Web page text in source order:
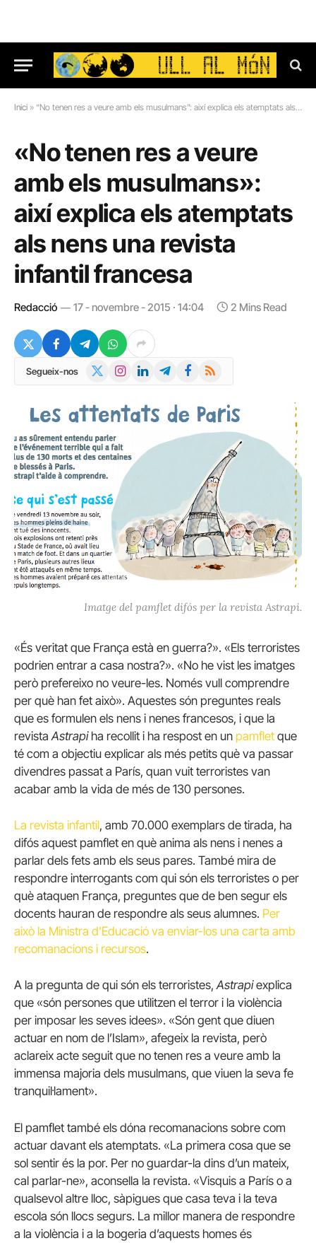
Inici » “No tenen res a veure amb els musulmans”: així explica els atemptats als nens una revista infantil francesa
«No tenen res a veure
amb els musulmans»:
així explica els atemptats
als nens una revista
infantil francesa
Redacció 17 - novembre - 2015 · 14:04 2 Mins Read
Segueix-nos InstagramLinkedInTelegramFacebook
RSS
Imatge del pamflet difós per la revista Astrapi.
«És veritat que França està en guerra?». «Els terroristes
podrien entrar a casa nostra?». «No he vist les imatges
però prefereixo no veure-les. Només vull comprendre
per què han fet això». Aquestes són preguntes reals
que es formulen els nens i nenes francesos, i que la
revistaAstrapiha recollit i ha respost en un pamflet que
té com a objectiu explicar als més petits què va passar
divendres passat a París, quan vuit terroristes van
acabar amb la vida de més de 130 persones.
La revista infantil, amb 70.000 exemplars de tirada, ha
difós aquest pamflet en què anima als nens i nenes a
parlar dels fets amb els seus pares. També mira de
respondre interrogants com qui són els terroristes o per
què ataquen França, preguntes que de ben segur els
docents hauran de respondre als seus alumnes. Per
això la Ministra d’Educació va enviar-los una carta amb
recomanacions i recursos.
A la pregunta de qui són els terroristes,Astrapiexplica
que «són persones que utilitzen el terror i la violència
per imposar les seves idees». «Són gent que diuen
actuar en nom de l’Islam», afegeix la revista, però
aclareix acte seguit que no tenen res a veure amb la
immensa majoria dels musulmans, que viuen la seva fe
tranquil·lament».
El pamflet també els dóna recomanacions sobre com
actuar davant els atemptats. «La primera cosa que se
sol sentir és la por. Per no guardar-la dins d’un mateix,
cal parlar-ne», aconsella la revista. «Visquis a París o a
qualsevol altre lloc, sàpigues que casa teva i la teva
escola són llocs segurs. La millor manera de respondre
a la violència i a la bogeria d’aquests homes és